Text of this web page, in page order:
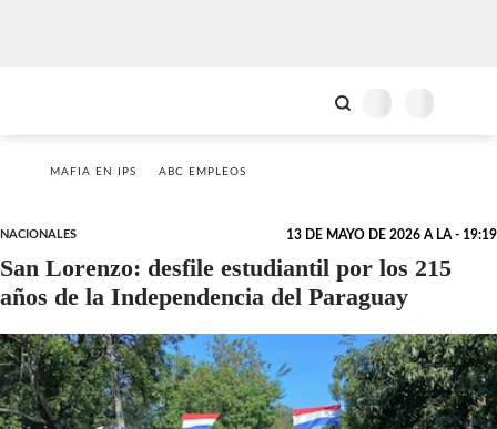
MAFIA EN IPS ABC EMPLEOS
NACIONALES 13 DE MAYO DE 2026 A LA - 19:19
San Lorenzo: desfile estudiantil por los 215
años de la Independencia del Paraguay